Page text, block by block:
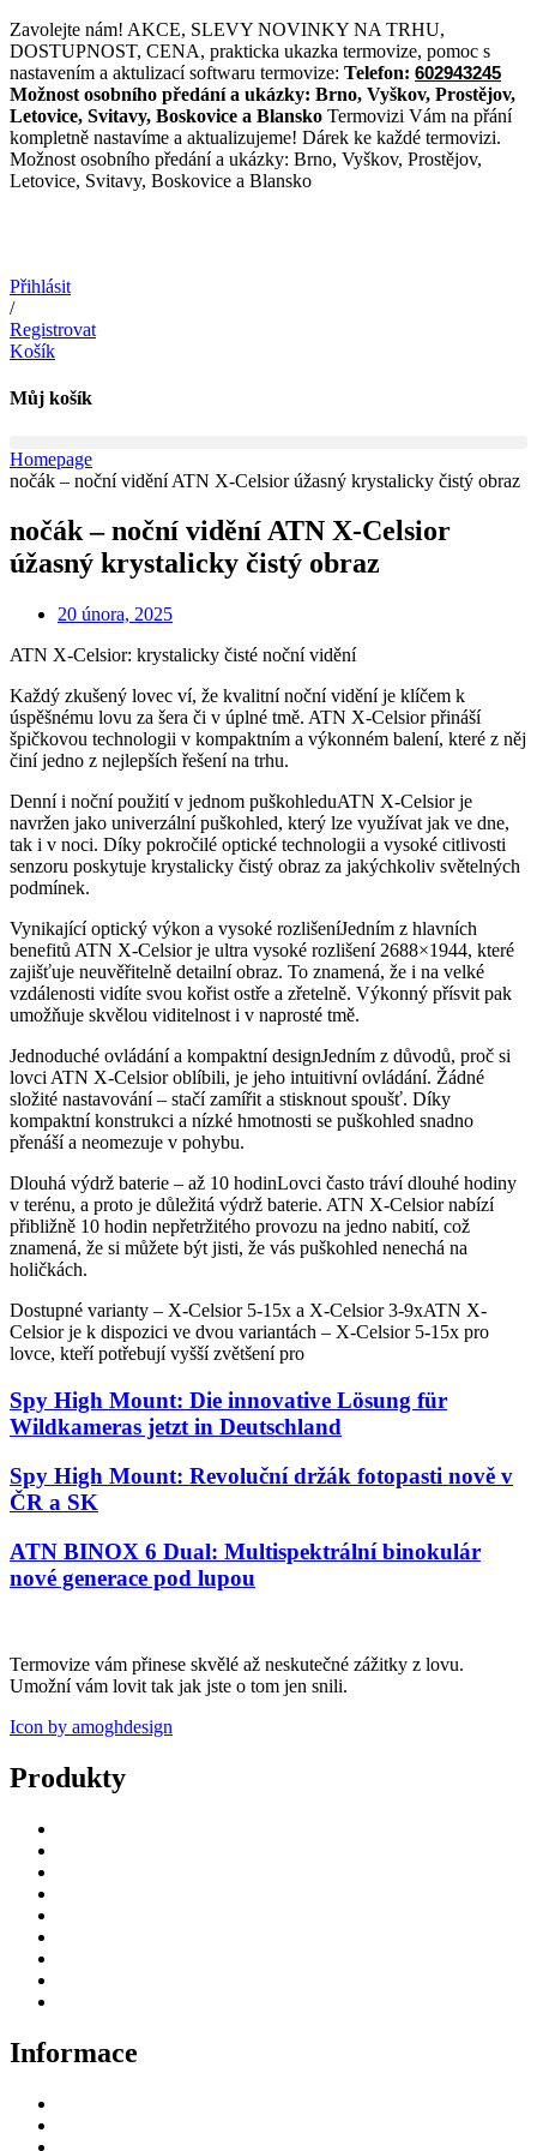
Přejít
k
obsahu
Zavolejte nám! AKCE, SLEVY NOVINKY NA TRHU,
DOSTUPNOST, CENA, prakticka ukazka termovize, pomoc s
nastavením a aktulizací softwaru termovize: Telefon: 602943245
Možnost osobního předání a ukázky: Brno, Vyškov, Prostějov,
Letovice, Svitavy, Boskovice a Blansko Termovizi Vám na přání
kompletně nastavíme a aktualizujeme! Dárek ke každé termovizi.
Možnost osobního předání a ukázky: Brno, Vyškov, Prostějov,
Letovice, Svitavy, Boskovice a Blansko
Přihlásit
/
Registrovat
Košík
Můj košík
Homepage
nočák – noční vidění ATN X-Celsior úžasný krystalicky čistý obraz
nočák – noční vidění ATN X-Celsior
úžasný krystalicky čistý obraz
20 února, 2025
ATN X-Celsior: krystalicky čisté noční vidění
Každý zkušený lovec ví, že kvalitní noční vidění je klíčem k
úspěšnému lovu za šera či v úplné tmě. ATN X-Celsior přináší
špičkovou technologii v kompaktním a výkonném balení, které z něj
činí jedno z nejlepších řešení na trhu.
Denní i noční použití v jednom puškohleduATN X-Celsior je
navržen jako univerzální puškohled, který lze využívat jak ve dne,
tak i v noci. Díky pokročilé optické technologii a vysoké citlivosti
senzoru poskytuje krystalicky čistý obraz za jakýchkoliv světelných
podmínek.
Vynikající optický výkon a vysoké rozlišeníJedním z hlavních
benefitů ATN X-Celsior je ultra vysoké rozlišení 2688×1944, které
zajišťuje neuvěřitelně detailní obraz. To znamená, že i na velké
vzdálenosti vidíte svou kořist ostře a zřetelně. Výkonný přísvit pak
umožňuje skvělou viditelnost i v naprosté tmě.
Jednoduché ovládání a kompaktní designJedním z důvodů, proč si
lovci ATN X-Celsior oblíbili, je jeho intuitivní ovládání. Žádné
složité nastavování – stačí zamířit a stisknout spoušť. Díky
kompaktní konstrukci a nízké hmotnosti se puškohled snadno
přenáší a neomezuje v pohybu.
Dlouhá výdrž baterie – až 10 hodinLovci často tráví dlouhé hodiny
v terénu, a proto je důležitá výdrž baterie. ATN X-Celsior nabízí
přibližně 10 hodin nepřetržitého provozu na jedno nabití, což
znamená, že si můžete být jisti, že vás puškohled nenechá na
holičkách.
Dostupné varianty – X-Celsior 5-15x a X-Celsior 3-9xATN X-
Celsior je k dispozici ve dvou variantách – X-Celsior 5-15x pro
lovce, kteří potřebují vyšší zvětšení pro
Spy High Mount: Die innovative Lösung für
Wildkameras jetzt in Deutschland
Spy High Mount: Revoluční držák fotopasti nově v
ČR a SK
ATN BINOX 6 Dual: Multispektrální binokulár
nové generace pod lupou
Termovize vám přinese skvělé až neskutečné zážitky z lovu.
Umožní vám lovit tak jak jste o tom jen snili.
Icon by amoghdesign
Produkty
Informace